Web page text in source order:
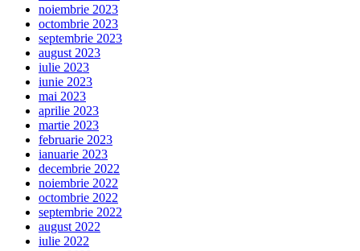
noiembrie 2023
octombrie 2023
septembrie 2023
august 2023
iulie 2023
iunie 2023
mai 2023
aprilie 2023
martie 2023
februarie 2023
ianuarie 2023
decembrie 2022
noiembrie 2022
octombrie 2022
septembrie 2022
august 2022
iulie 2022